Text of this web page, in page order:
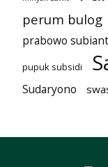
perum bulog
prabowo
pupuk subsidi
Sudaryono